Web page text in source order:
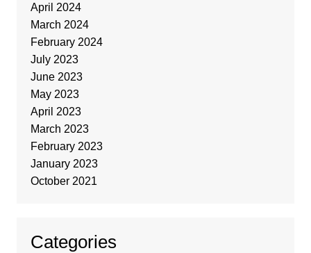
April 2024
March 2024
February 2024
July 2023
June 2023
May 2023
April 2023
March 2023
February 2023
January 2023
October 2021
Categories